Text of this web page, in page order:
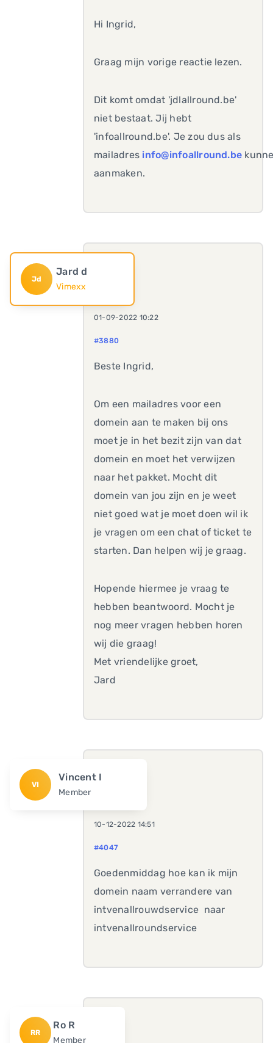
Hi Ingrid,
Graag mijn vorige reactie lezen.
Dit komt omdat 'jdlallround.be'
niet bestaat. Jij hebt
'infoallround.be'. Je zou dus als
mailadres info@infoallround.be
aanmaken.
Jd
Jard d
Vimexx
01-09-2022 10:22
#3880
Beste Ingrid,
Om een mailadres voor een
domein aan te maken bij ons
moet je in het bezit zijn van dat
domein en moet het verwijzen
naar het pakket. Mocht dit
domein van jou zijn en je weet
niet goed wat je moet doen wil ik
je vragen om een chat of ticket te
starten. Dan helpen wij je graag.
Hopende hiermee je vraag te
hebben beantwoord. Mocht je
nog meer vragen hebben horen
wij die graag!
Met vriendelijke groet,
Jard
VI
Vincent I
Member
10-12-2022 14:51
#4047
Goedenmiddag hoe kan ik mijn
domein naam verrandere van
intvenallrouwdservice naar
intvenallroundservice
RR
Ro R
Member